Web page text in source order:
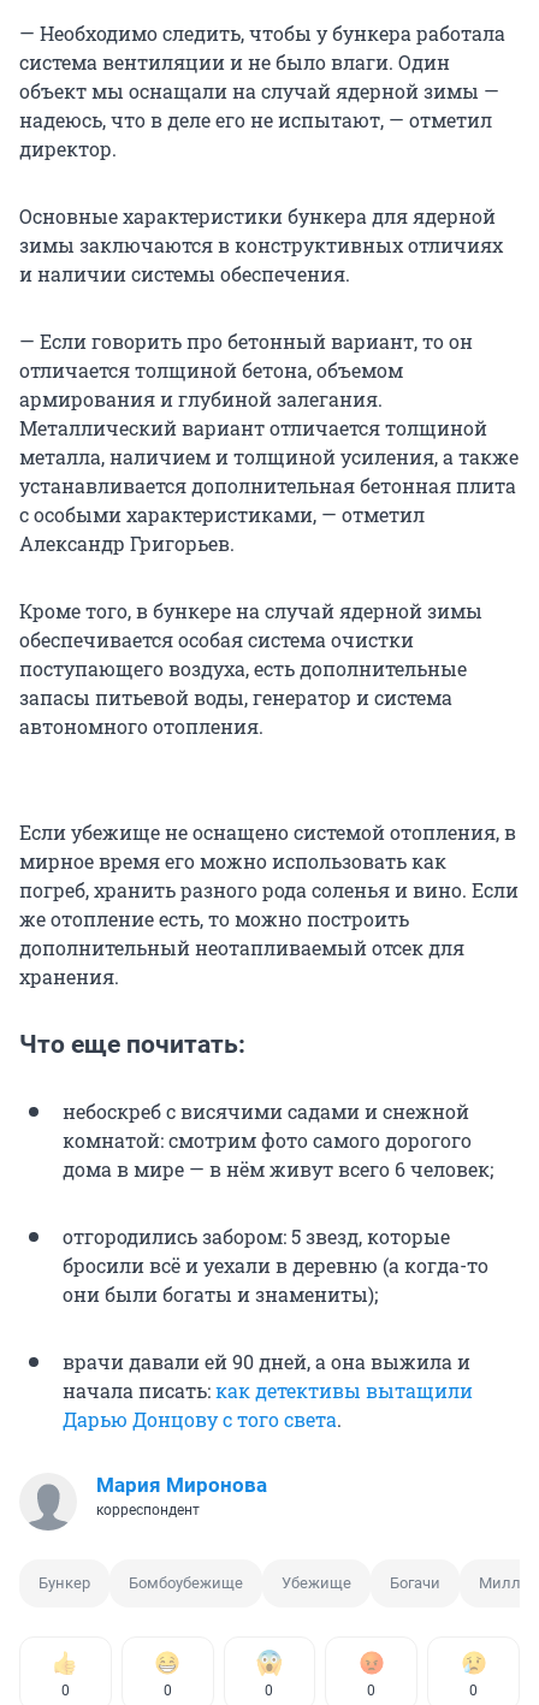
— Необходимо следить, чтобы у бункера работала
система вентиляции и не было влаги. Один
объект мы оснащали на случай ядерной зимы —
надеюсь, что в деле его не испытают, — отметил
директор.
Основные характеристики бункера для ядерной
зимы заключаются в конструктивных отличиях
и наличии системы обеспечения.
— Если говорить про бетонный вариант, то он
отличается толщиной бетона, объемом
армирования и глубиной залегания.
Металлический вариант отличается толщиной
металла, наличием и толщиной усиления, а также
устанавливается дополнительная бетонная плита
с особыми характеристиками, — отметил
Александр Григорьев.
Кроме того, в бункере на случай ядерной зимы
обеспечивается особая система очистки
поступающего воздуха, есть дополнительные
запасы питьевой воды, генератор и система
автономного отопления.
Если убежище не оснащено системой отопления, в
мирное время его можно использовать как
погреб, хранить разного рода соленья и вино. Если
же отопление есть, то можно построить
дополнительный неотапливаемый отсек для
хранения.
Что еще почитать:
небоскреб с висячими садами и снежной
комнатой: смотрим фото самого дорогого
дома в мире — в нём живут всего 6 человек;
отгородились забором: 5 звезд, которые
бросили всё и уехали в деревню (а когда-то
они были богаты и знамениты);
врачи давали ей 90 дней, а она выжила и
начала писать:как детективы вытащили
Дарью Донцову с того света.
Мария Миронова
корреспондент
Бункер Бомбоубежище Убежище Богачи
0 0 0 0 0